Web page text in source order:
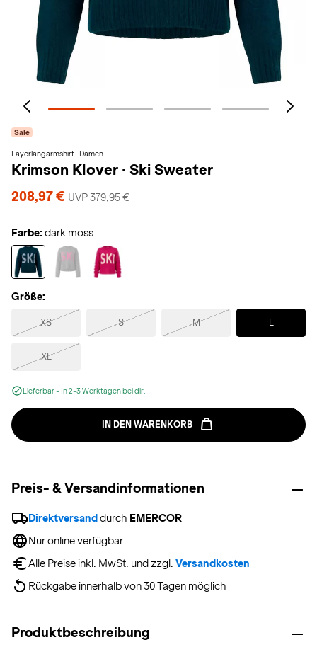
Sale
Layerlangarmshirt · Damen
Krimson Klover · Ski Sweater
208,97 € UVP 379,95 €
Farbe: dark moss
Größe:
XS S M L
XL
Lieferbar - In 2-3 Werktagen bei dir.
IN DEN WARENKORB
Preis- & Versandinformationen
Direktversand durch EMERCOR
Nur online verfügbar
Alle Preise inkl. MwSt. und zzgl. Versandkosten
Rückgabe innerhalb von 30 Tagen möglich
Produktbeschreibung